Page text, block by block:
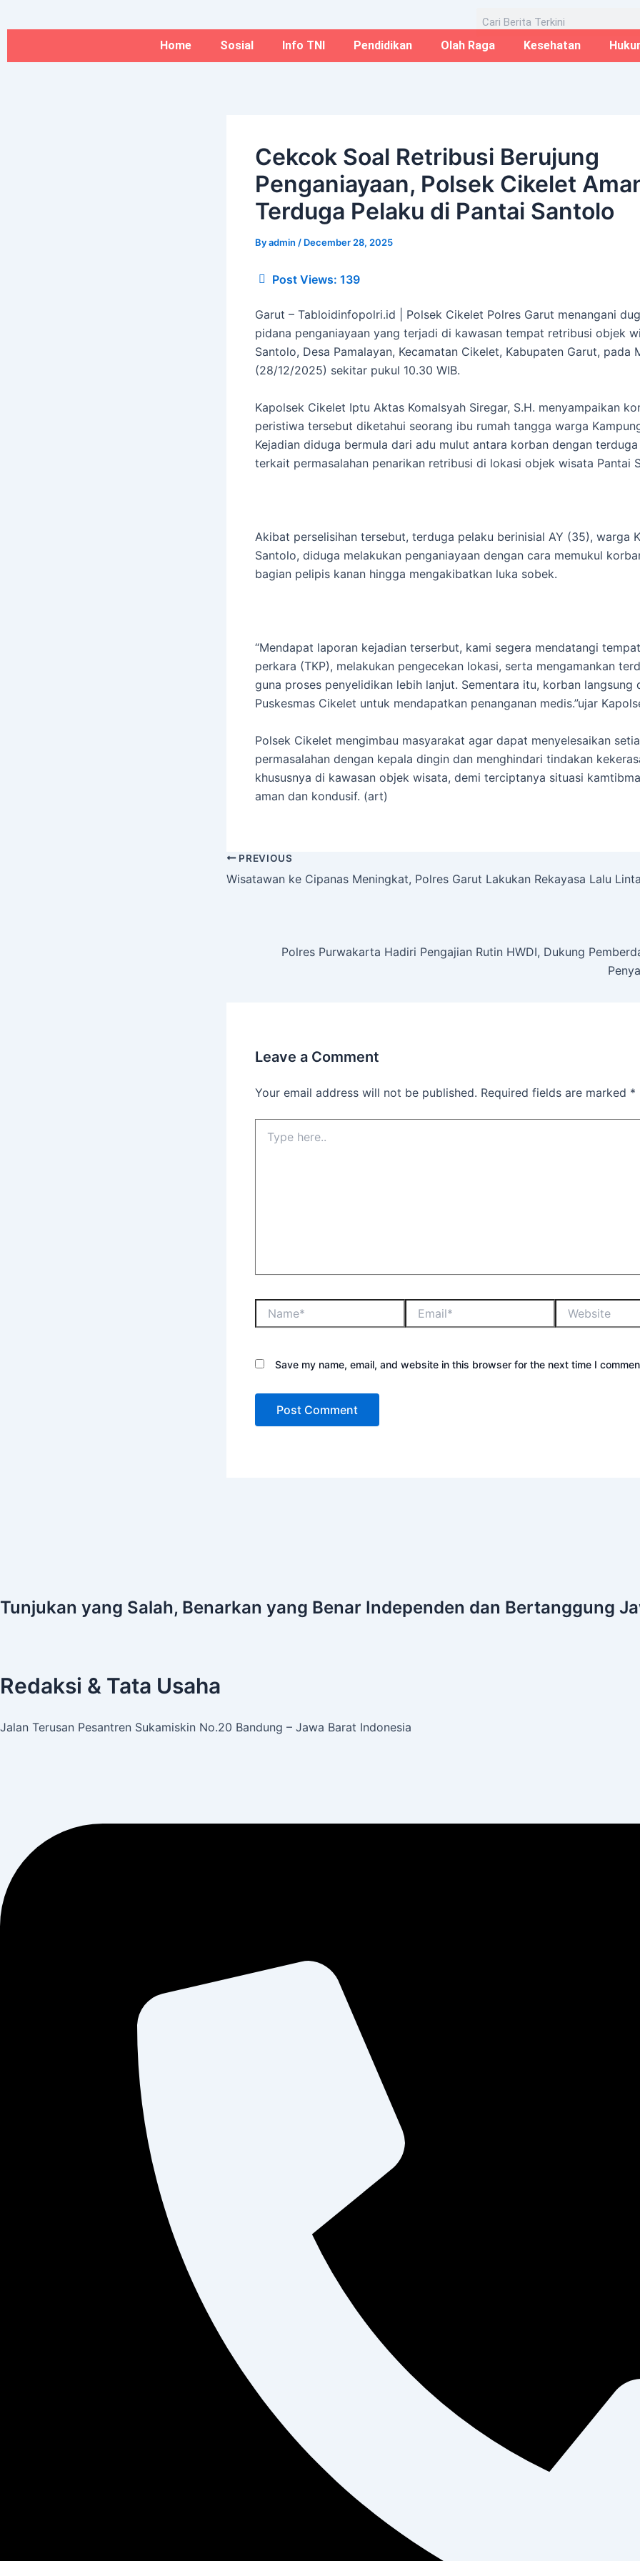
to
Home Sosial Info TNI Pendidikan Olah Raga Kesehatan
Cekcok Soal Retribusi Berujung
Penganiayaan, Polsek Cikelet
Terduga Pelaku di Pantai Santolo
Byadmin / December 28, 2025
Post Views: 139
Garut – Tabloidinfopolri.id | Polsek Cikelet Polres Garut menangani
pidana penganiayaan yang terjadi di kawasan tempat retribusi objek
Santolo, Desa Pamalayan, Kecamatan Cikelet, Kabupaten Garut, pada
(28/12/2025) sekitar pukul 10.30 WIB.
Kapolsek Cikelet Iptu Aktas Komalsyah Siregar, S.H. menyampaikan
peristiwa tersebut diketahui seorang ibu rumah tangga warga
Kejadian diduga bermula dari adu mulut antara korban dengan
terkait permasalahan penarikan retribusi di lokasi objek wisata Pantai
Akibat perselisihan tersebut, terduga pelaku berinisial AY (35), warga
Santolo, diduga melakukan penganiayaan dengan cara memukul
bagian pelipis kanan hingga mengakibatkan luka sobek.
“Mendapat laporan kejadian terserbut, kami segera mendatangi
perkara (TKP), melakukan pengecekan lokasi, serta mengamankan
guna proses penyelidikan lebih lanjut. Sementara itu, korban langsung
Puskesmas Cikelet untuk mendapatkan penanganan medis.”ujar
Polsek Cikelet mengimbau masyarakat agar dapat menyelesaikan
permasalahan dengan kepala dingin dan menghindari tindakan
khususnya di kawasan objek wisata, demi terciptanya situasi
aman dan kondusif. (art)
PREVIOUS
Wisatawan ke Cipanas Meningkat, Polres Garut Lakukan Rekayasa Lalu
Polres Purwakarta Hadiri Pengajian Rutin HWDI, Dukung
Leave a Comment
Your email address will not be published. Required fields are marked *
Save my name, email, and website in this browser for the next time I
Tunjukan yang Salah, Benarkan yang Benar Independen dan Bertanggung
Redaksi & Tata Usaha
Jalan Terusan Pesantren Sukamiskin No.20 Bandung – Jawa Barat Indonesia